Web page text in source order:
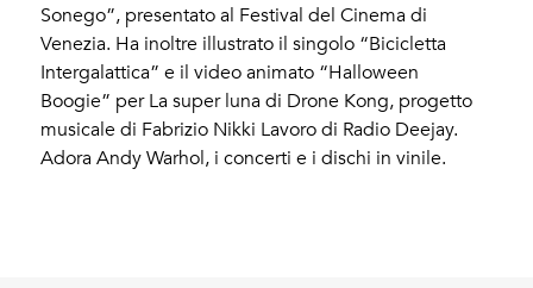
Sonego”, presentato al Festival del Cinema di
Venezia. Ha inoltre illustrato il singolo “Bicicletta
Intergalattica” e il video animato “Halloween
Boogie” per La super luna di Drone Kong, progetto
musicale di Fabrizio Nikki Lavoro di Radio Deejay.
Adora Andy Warhol, i concerti e i dischi in vinile.